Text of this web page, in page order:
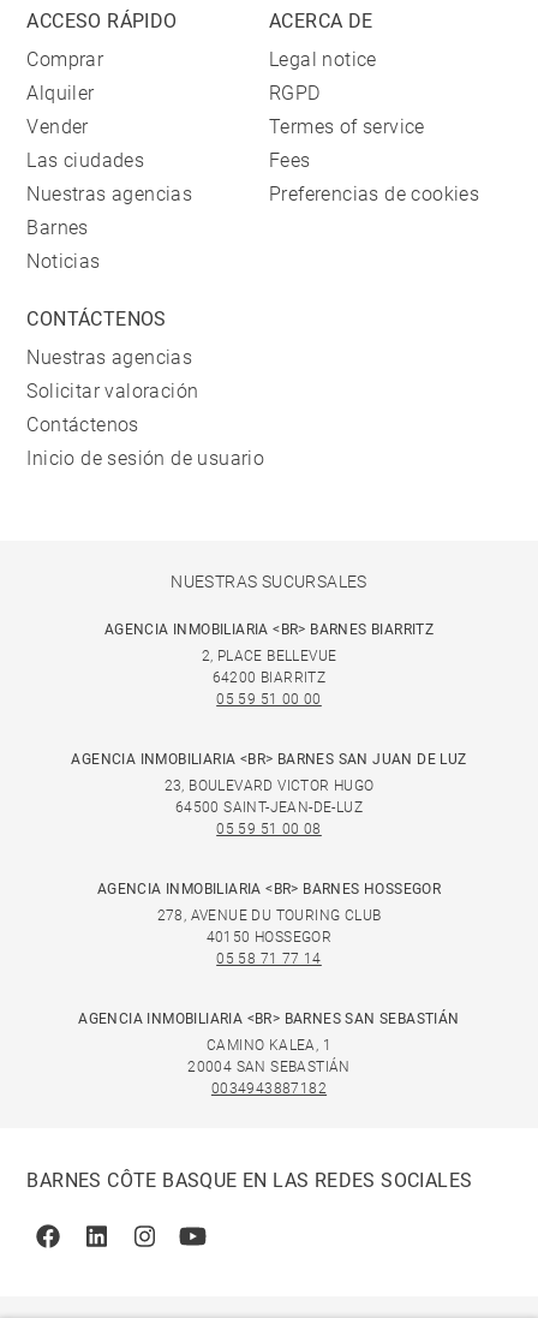
ACCESO RÁPIDO
Comprar
Alquiler
Vender
Las ciudades
Nuestras agencias
Barnes
Noticias
ACERCA DE
Legal notice
RGPD
Termes of service
Fees
Preferencias de cookies
CONTÁCTENOS
Nuestras agencias
Solicitar valoración
Contáctenos
Inicio de sesión de usuario
NUESTRAS SUCURSALES
AGENCIA INMOBILIARIA <BR> BARNES BIARRITZ
2, PLACE BELLEVUE
64200 BIARRITZ
05 59 51 00 00
AGENCIA INMOBILIARIA <BR> BARNES SAN JUAN DE LUZ
23, BOULEVARD VICTOR HUGO
64500 SAINT-JEAN-DE-LUZ
05 59 51 00 08
AGENCIA INMOBILIARIA <BR> BARNES HOSSEGOR
278, AVENUE DU TOURING CLUB
40150 HOSSEGOR
05 58 71 77 14
AGENCIA INMOBILIARIA <BR> BARNES SAN SEBASTIÁN
CAMINO KALEA, 1
20004 SAN SEBASTIÁN
0034943887182
BARNES CÔTE BASQUE EN LAS REDES SOCIALES
FacebookLinkedinInstagramYoutube